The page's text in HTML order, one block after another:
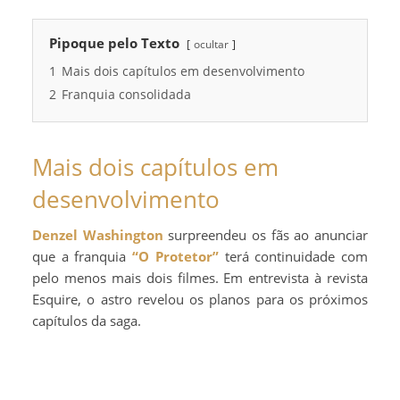
Pipoque pelo Texto ocultar
1 Mais dois capítulos em desenvolvimento
2 Franquia consolidada
Mais dois capítulos em
desenvolvimento
Denzel Washington surpreendeu os fãs ao anunciar
que a franquia“O Protetor”terá continuidade com
pelo menos mais dois filmes. Em entrevista à revista
Esquire, o astro revelou os planos para os próximos
capítulos da saga.